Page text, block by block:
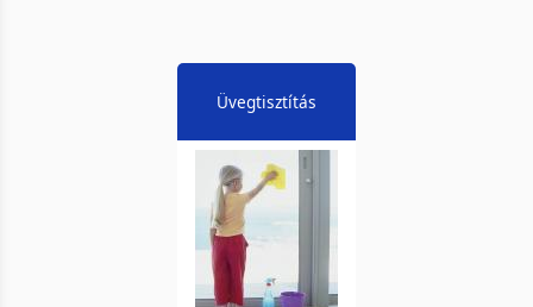
Üvegtisztítás